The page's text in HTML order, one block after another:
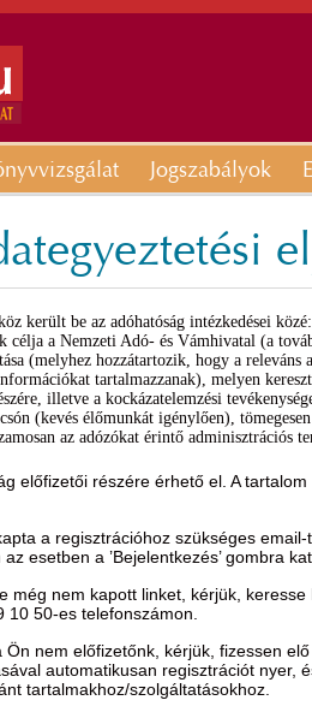
Jogszabályok
került be az adóhatóság intézkedései
célja a Nemzeti Adó- és Vámhivatal (a
(melyhez hozzátartozik, hogy a releváns
tartalmazzanak), melyen
illetve a kockázatelemzési
(kevés élőmunkát igénylően),
az adózókat érintő adminisztrációs
előfizetői részére érhető el. A
a regisztrációhoz szükséges
esetben a ’Bejelentkezés’ gombra
még nem kapott linket, kérjük,
50-es telefonszámon.
nem előfizetőnk, kérjük, fizessen
automatikusan regisztrációt nyer,
tartalmakhoz/szolgáltatásokhoz.